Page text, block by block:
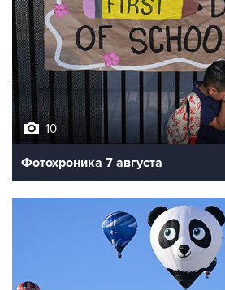
10
Фотохроника 7 августа